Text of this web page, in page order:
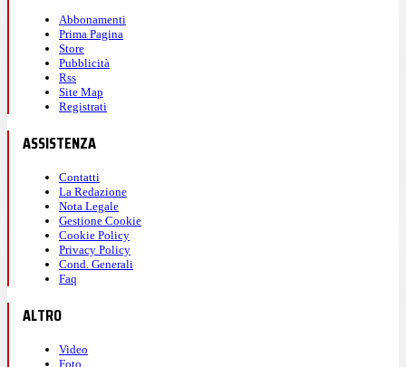
Abbonamenti
Prima Pagina
Store
Pubblicità
Rss
Site Map
Registrati
ASSISTENZA
Contatti
La Redazione
Nota Legale
Gestione Cookie
Cookie Policy
Privacy Policy
Cond. Generali
Faq
ALTRO
Video
Foto